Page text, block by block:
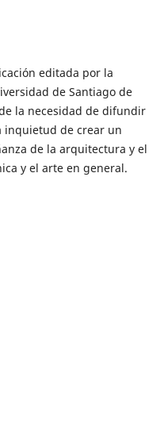
editada por la
de Santiago de
la necesidad de difundir
inquietud de crear un
de la arquitectura y el
y el arte en general.